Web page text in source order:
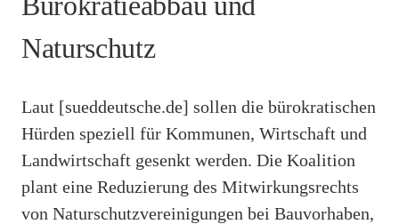
Naturschutz
Laut [sueddeutsche.de] sollen die bürokratischen
Hürden speziell für Kommunen, Wirtschaft und
Landwirtschaft gesenkt werden. Die Koalition
plant eine Reduzierung des Mitwirkungsrechts
von Naturschutzvereinigungen bei Bauvorhaben,